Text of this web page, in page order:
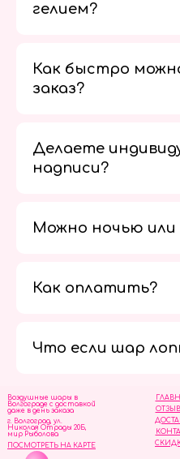
гелием?
Как быстро
заказ?
Делаете
надписи?
Можно ночью
Как оплатить?
Что если шар
Воздушные шары в
Волгограде с доставкой
даже в день заказа
г. Волгоград, ул.
Николая Отрады 20Б,
мир Рыболова
ПОСМОТРЕТЬ НА КАРТЕ